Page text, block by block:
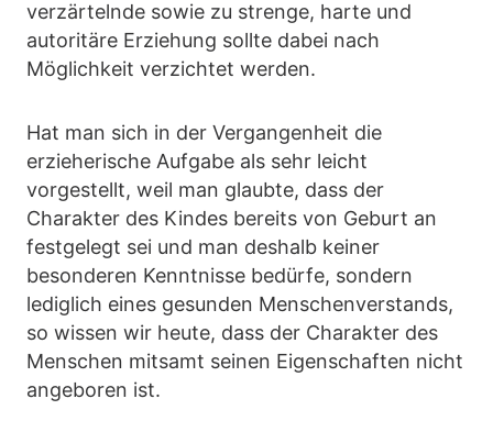
verzärtelnde sowie zu strenge, harte und
autoritäre Erziehung sollte dabei nach
Möglichkeit verzichtet werden.
Hat man sich in der Vergangenheit die
erzieherische Aufgabe als sehr leicht
vorgestellt, weil man glaubte, dass der
Charakter des Kindes bereits von Geburt an
festgelegt sei und man deshalb keiner
besonderen Kenntnisse bedürfe, sondern
lediglich eines gesunden Menschenverstands,
so wissen wir heute, dass der Charakter des
Menschen mitsamt seinen Eigenschaften nicht
angeboren ist.